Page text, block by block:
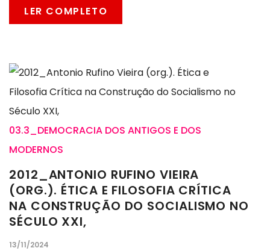
LER COMPLETO
03.3_DEMOCRACIA DOS ANTIGOS E DOS
MODERNOS
2012_ANTONIO RUFINO VIEIRA
(ORG.). ÉTICA E FILOSOFIA CRÍTICA
NA CONSTRUÇÃO DO SOCIALISMO NO
SÉCULO XXI,
13/11/2024